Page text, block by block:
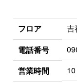
フロア
吉
電話番号
営業時間